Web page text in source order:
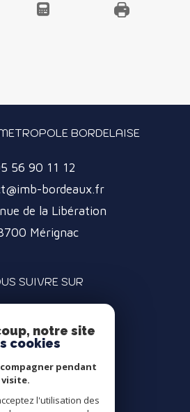
BORDELAISE
56 90 11 12
bordeaux.fr
de la Libération
Mérignac
SUIVRE SUR
ADHÉRENTS
notre site
cookies
pendant
l'utilisation des